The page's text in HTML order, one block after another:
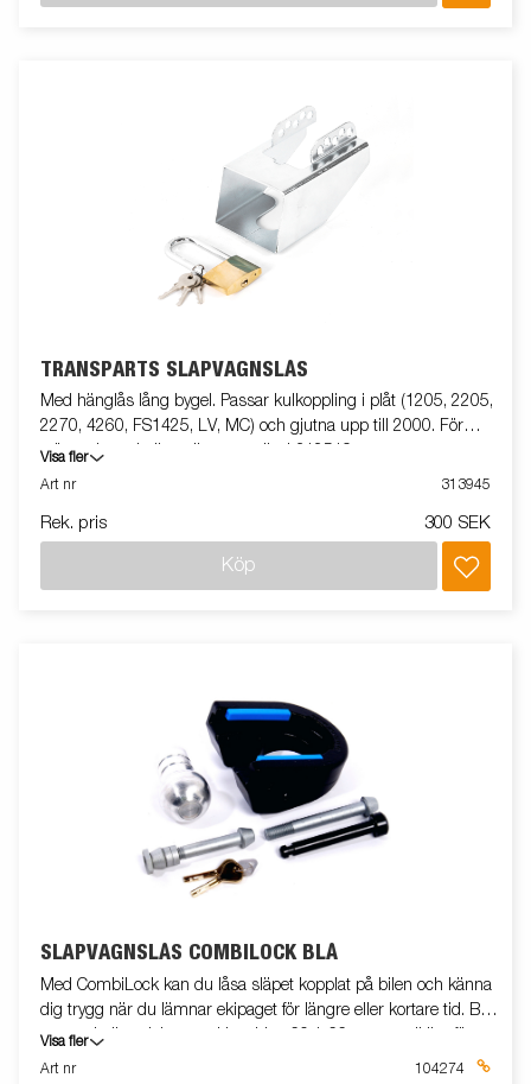
TRANSPARTS SLÄPVAGNSLÅS
Med hänglås lång bygel. Passar kulkoppling i plåt (1205, 2205,
2270, 4260, FS1425, LV, MC) och gjutna upp till 2000. För
större gjutna kulkopplingar använd 312519.
Visa fler
Art nr
313945
Rek. pris 300 SEK
Köp
SLÄPVAGNSLÅS COMBILOCK BLÅ
Med CombiLock kan du låsa släpet kopplat på bilen och känna
dig trygg när du lämnar ekipaget för längre eller kortare tid. Blå
passar kulhandskar med bredden 60,1-66 mm, godkänt för
kulkoppling ALBE Gjuten ALBE B50-X (ej 7.7), ALBE EM 150
Visa fler
Art nr
104274